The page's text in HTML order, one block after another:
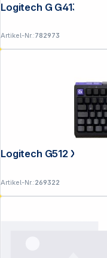
Logitech G G413 TKL
Artikel-Nr.:782973
Artikel-Nr.:269322